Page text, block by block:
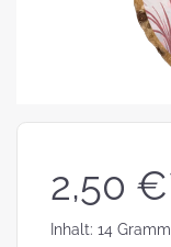
2,50
Inhalt: 14 Gramm